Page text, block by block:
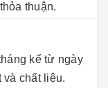
thuận.
kể từ ngày
và chất liệu.